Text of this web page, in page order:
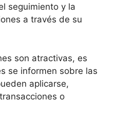
seguimiento y la
​a través⁣ de su
son‍ atractivas,‌ es
se informen⁤ sobre las
aplicarse,
o